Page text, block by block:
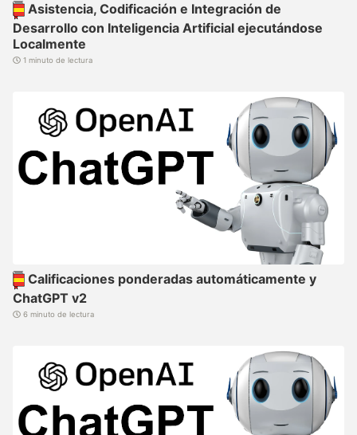
Asistencia, Codificación e Integración de
Desarrollo con Inteligencia Artificial ejecutándose
Localmente
1 minuto de lectura
Calificaciones ponderadas automáticamente y
ChatGPT v2
6 minuto de lectura